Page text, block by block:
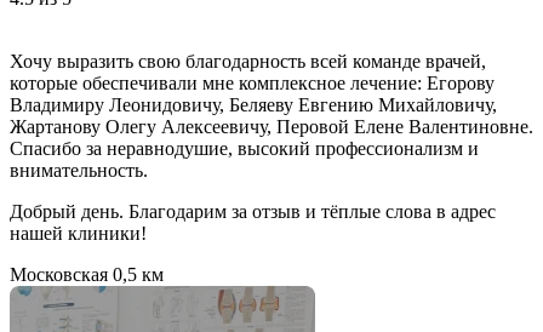
Хочу выразить свою благодарность всей команде врачей,
которые обеспечивали мне комплексное лечение: Егорову
Владимиру Леонидовичу, Беляеву Евгению Михайловичу,
Жартанову Олегу Алексеевичу, Перовой Елене Валентиновне.
Спасибо за неравнодушие, высокий профессионализм и
внимательность.
Добрый день. Благодарим за отзыв и тёплые слова в адрес
нашей клиники!
Московская 0,5 км